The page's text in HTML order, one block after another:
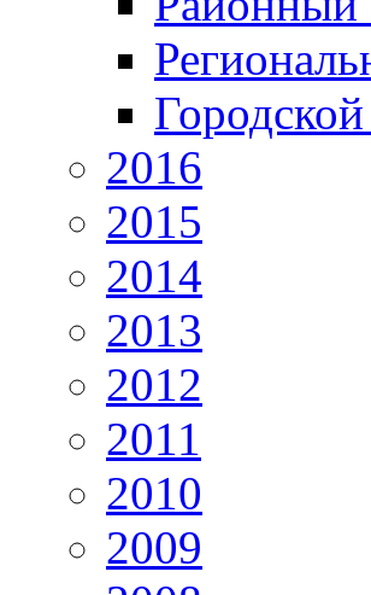
2016
2015
2014
2013
2012
2011
2010
2009